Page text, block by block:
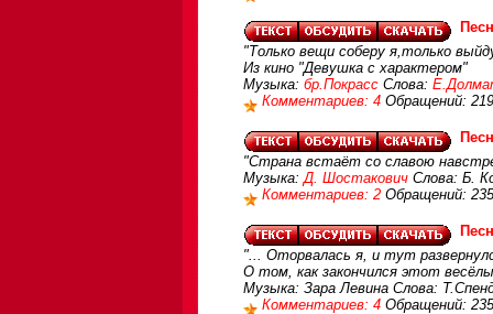
"Только вещи соберу я,только
Из кино "Девушка с характером"
Музыка: бр.Покрасс Слова:
Комментариев: 4 Обращений:
"Страна встаёт со славою
Музыка:Д. Шостакович Слова: Б.
Комментариев: 2 Обращений:
"... Оторвалась я, и тут
О том, как закончился этот
Музыка: Зара Левина Слова:
Комментариев: 4 Обращений: